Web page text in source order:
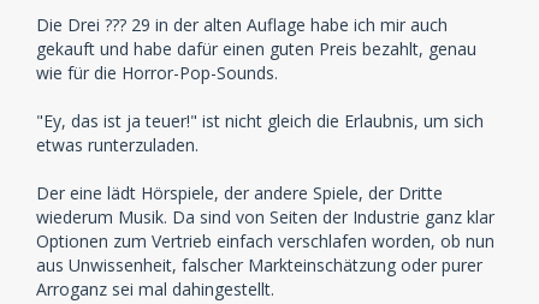
Die Drei ??? 29 in der alten Auflage habe ich mir auch
gekauft und habe dafür einen guten Preis bezahlt, genau
wie für die Horror-Pop-Sounds.
"Ey, das ist ja teuer!" ist nicht gleich die Erlaubnis, um sich
etwas runterzuladen.
Der eine lädt Hörspiele, der andere Spiele, der Dritte
wiederum Musik. Da sind von Seiten der Industrie ganz klar
Optionen zum Vertrieb einfach verschlafen worden, ob nun
aus Unwissenheit, falscher Markteinschätzung oder purer
Arroganz sei mal dahingestellt.